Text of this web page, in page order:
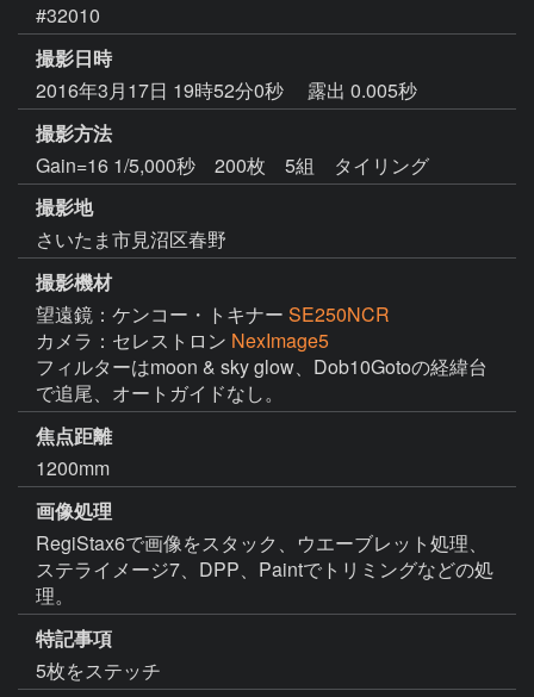
#32010
撮影日時
2016年3月17日 19時52分0秒
露出 0.005秒
撮影方法
Gain=16 1/5,000秒 200枚 5組 タイリング
撮影地
さいたま市見沼区春野
撮影機材
望遠鏡：ケンコー・トキナー SE250NCR
カメラ：セレストロン NexImage5
フィルターはmoon & sky glow、Dob10Gotoの経緯台
で追尾、オートガイドなし。
焦点距離
1200mm
画像処理
RegiStax6で画像をスタック、ウエーブレット処理、
ステライメージ7、DPP、Paintでトリミングなどの処
理。
特記事項
5枚をステッチ